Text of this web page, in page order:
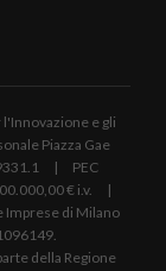
e gli
Piazza Gae
| PEC
€ i.v. |
Imprese di Milano
della Regione